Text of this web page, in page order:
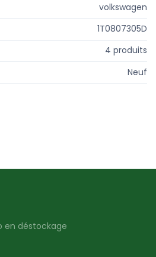
volkswagen
1T0807305D
4 produits
Neuf
en déstockage